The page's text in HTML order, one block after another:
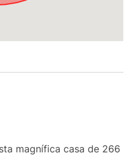
magnífica casa de 266